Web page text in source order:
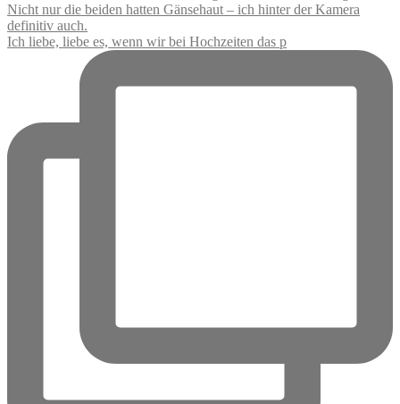
Ich liebe, liebe es, wenn wir bei Hochzeiten das p